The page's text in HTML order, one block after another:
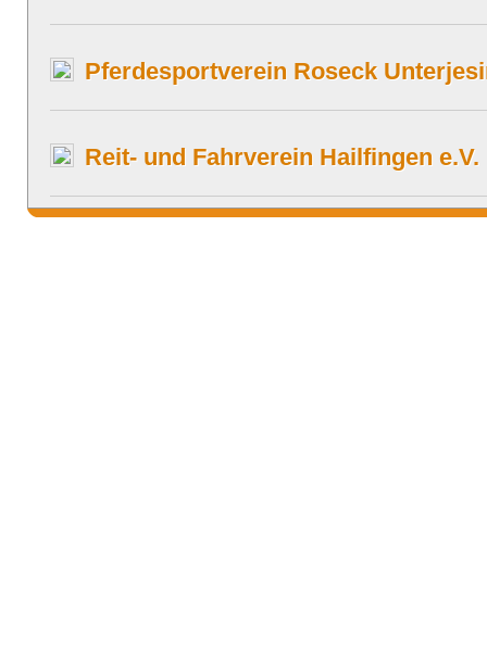
Pferdesportverein Roseck
Reit- und Fahrverein Hailfingen e.V.